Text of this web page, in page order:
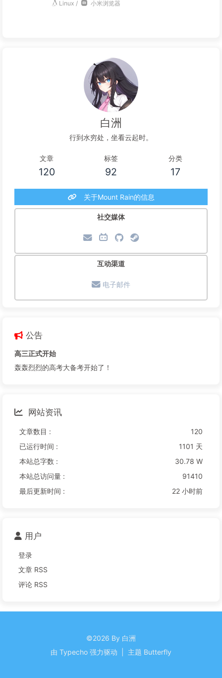
Linux / 小米浏览器
白洲
行到水穷处，坐看云起时。
文章
120
标签
92
分类
17
关于Mount Rain的信息
社交媒体
互动渠道
电子邮件
公告
高三正式开始
轰轰烈烈的高考大备考开始了！
网站资讯
文章数目 :
120
已运行时间 :
1101 天
本站总字数 :
30.78 W
本站总访问量 :
91410
最后更新时间 :
22 小时前
用户
登录
文章 RSS
评论 RSS
©2026 By 白洲
由 Typecho 强力驱动 主题 Butterfly